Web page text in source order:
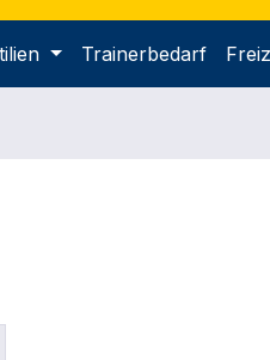
Trainerbedarf